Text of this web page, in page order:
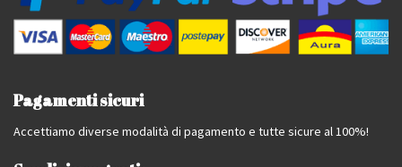
Pagamenti sicuri
Accettiamo diverse modalità di pagamento e tutte sicure al 100%!